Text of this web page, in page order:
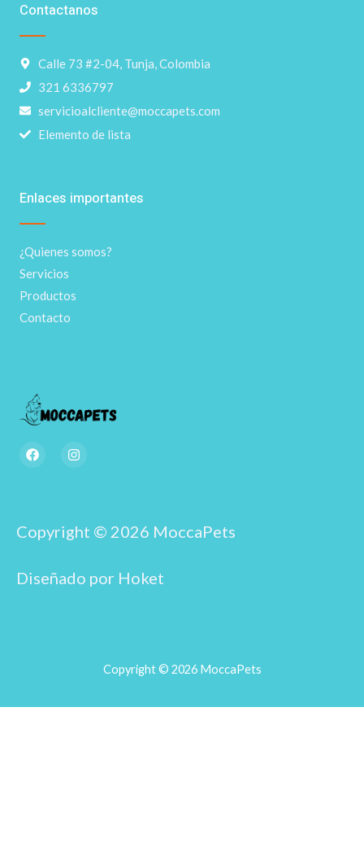
F
a
k
I
n
r
a
Enlaces importantes
¿Quienes somos?
Servicios
Productos
Contacto
Contactanos
Calle 73 #2-04, Tunja, Colombia
321 6336797
servicioalcliente@moccapets.com
Elemento de lista
Copyright © 2026 MoccaPets
Diseñado por Hoket
Copyright © 2026 MoccaPets